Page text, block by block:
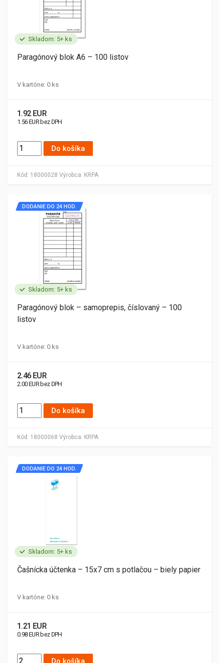
Skladom: 5+ ks
Kód: 18000028 Výrobca: KRPA
Paragónový blok A6 – 100 listov
V kartóne: 0 ks
1.92 EUR
1.56 EUR bez DPH
Do košíka
Skladom: 5+ ks
Kód: 18000068 Výrobca: KRPA
DODANIE DO 24 HOD.
Paragónový blok – samoprepis, číslovaný – 100
listov
V kartóne: 0 ks
2.46 EUR
2.00 EUR bez DPH
Do košíka
Skladom: 5+ ks
DODANIE DO 24 HOD.
Čašnícka účtenka – 15x7 cm s potlačou – biely papier
V kartóne: 0 ks
1.21 EUR
0.98 EUR bez DPH
Do košíka